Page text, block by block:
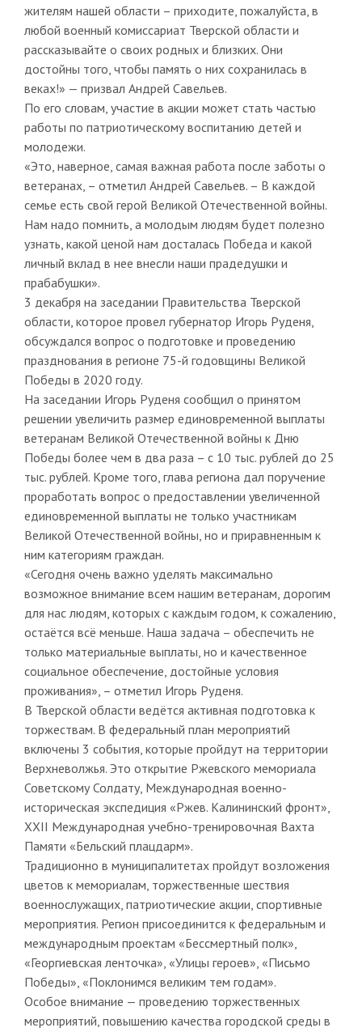
жителям нашей области – приходите, пожалуйста, в
любой военный комиссариат Тверской области и
рассказывайте о своих родных и близких. Они
достойны того, чтобы память о них сохранилась в
веках!» — призвал Андрей Савельев.
По его словам, участие в акции может стать частью
работы по патриотическому воспитанию детей и
молодежи.
«Это, наверное, самая важная работа после заботы о
ветеранах, – отметил Андрей Савельев. – В каждой
семье есть свой герой Великой Отечественной войны.
Нам надо помнить, а молодым людям будет полезно
узнать, какой ценой нам досталась Победа и какой
личный вклад в нее внесли наши прадедушки и
прабабушки».
3 декабря на заседании Правительства Тверской
области, которое провел губернатор Игорь Руденя,
обсуждался вопрос о подготовке и проведению
празднования в регионе 75-й годовщины Великой
Победы в 2020 году.
На заседании Игорь Руденя сообщил о принятом
решении увеличить размер единовременной выплаты
ветеранам Великой Отечественной войны к Дню
Победы более чем в два раза – с 10 тыс. рублей до 25
тыс. рублей. Кроме того, глава региона дал поручение
проработать вопрос о предоставлении увеличенной
единовременной выплаты не только участникам
Великой Отечественной войны, но и приравненным к
ним категориям граждан.
«Сегодня очень важно уделять максимально
возможное внимание всем нашим ветеранам, дорогим
для нас людям, которых с каждым годом, к сожалению,
остаётся всё меньше. Наша задача – обеспечить не
только материальные выплаты, но и качественное
социальное обеспечение, достойные условия
проживания», – отметил Игорь Руденя.
В Тверской области ведётся активная подготовка к
торжествам. В федеральный план мероприятий
включены 3 события, которые пройдут на территории
Верхневолжья. Это открытие Ржевского мемориала
Советскому Солдату, Международная военно-
историческая экспедиция «Ржев. Калининский фронт»,
ХХII Международная учебно-тренировочная Вахта
Памяти «Бельский плацдарм».
Традиционно в муниципалитетах пройдут возложения
цветов к мемориалам, торжественные шествия
военнослужащих, патриотические акции, спортивные
мероприятия. Регион присоединится к федеральным и
международным проектам «Бессмертный полк»,
«Георгиевская ленточка», «Улицы героев», «Письмо
Победы», «Поклонимся великим тем годам».
Особое внимание — проведению торжественных
мероприятий, повышению качества городской среды в